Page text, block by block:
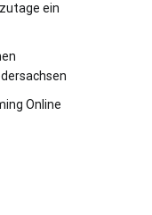
ein
Online